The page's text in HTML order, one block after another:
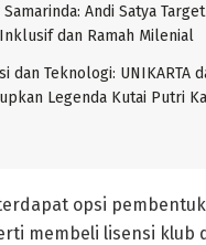
Andi Satya
dan Ramah Milenial
dan Teknologi: UNIKARTA
Legenda Kutai Putri
opsi
membeli lisensi klub